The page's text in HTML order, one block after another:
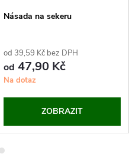
Násada na sekeru
od 39,59 Kč bez DPH
od 47,90 Kč
Na dotaz
ZOBRAZIT